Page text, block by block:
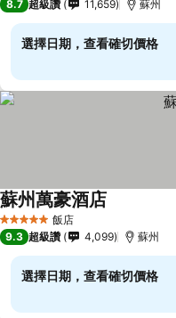
8.7 超級讚 11,659 蘇州
選擇日期，查看確切價格
5 星級 飯店
蘇州萬豪酒店
9.3 超級讚 4,099 蘇州
選擇日期，查看確切價格